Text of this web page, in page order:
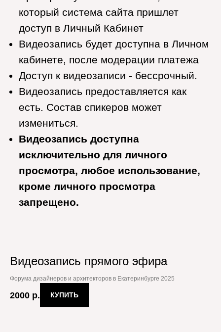
измениться.
Видеозапись доступна
исключительно для личного
просмотра, любое использование,
кроме личного просмотра
запрещено.
Видеозапись прямого эфира
Форума дизайнеров и архитекторов в Екатеринбурге 2025
2000 р. КУПИТЬ
СПИКЕРЫ